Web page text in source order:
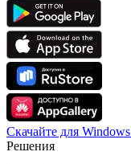
Скачайте для Windows
Решения